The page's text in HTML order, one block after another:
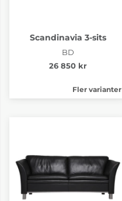
Scandinavia 3-sits
BD
26 850 kr
Fler varianter